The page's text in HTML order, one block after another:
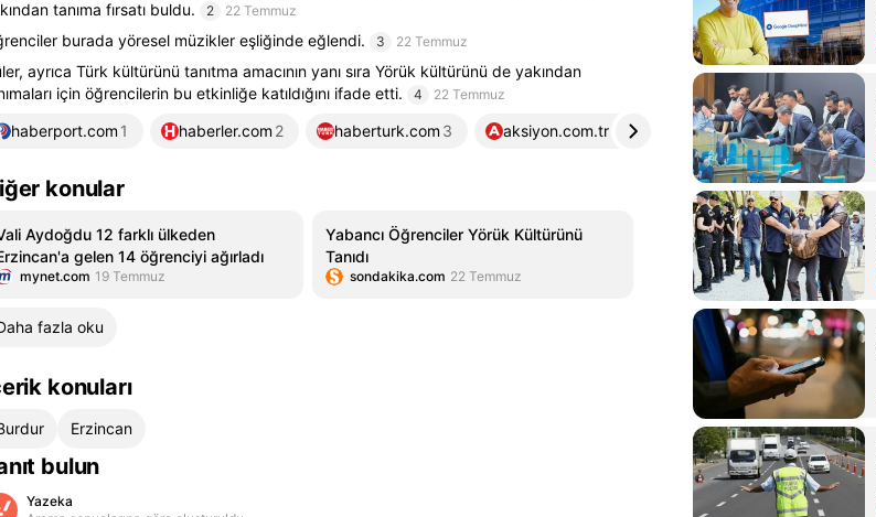
tanıma fırsatı buldu.
2 22 Temmuz
burada yöresel müzikler eşliğinde eğlendi. 3 22 Temmuz
ayrıca Türk kültürünü tanıtma amacının yanı sıra Yörük kültürünü de yakından
için öğrencilerin bu etkinliğe katıldığını ifade etti.
4 22 Temmuz
haberport.com 1 haberler.com 2 haberturk.com 3 aksiyon.com.tr
konular
Aydoğdu 12 farklı ülkeden
gelen 14 öğrenciyi ağırladı
mynet.com 19 Temmuz
Yabancı Öğrenciler Yörük Kültürünü
Tanıdı
sondakika.com 22 Temmuz
fazla oku
konuları
Erzincan
bulun
Yazeka